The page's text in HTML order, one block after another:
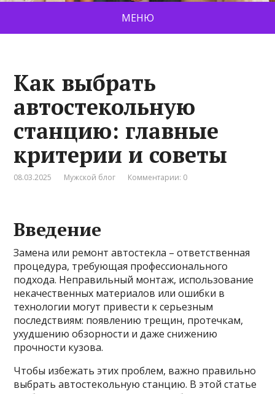
МЕНЮ
Как выбрать
автостекольную
станцию: главные
критерии и советы
08.03.2025 Мужской блог Комментарии: 0
Введение
Замена или ремонт автостекла – ответственная
процедура, требующая профессионального
подхода. Неправильный монтаж, использование
некачественных материалов или ошибки в
технологии могут привести к серьезным
последствиям: появлению трещин, протечкам,
ухудшению обзорности и даже снижению
прочности кузова.
Чтобы избежать этих проблем, важно правильно
выбрать автостекольную станцию. В этой статье